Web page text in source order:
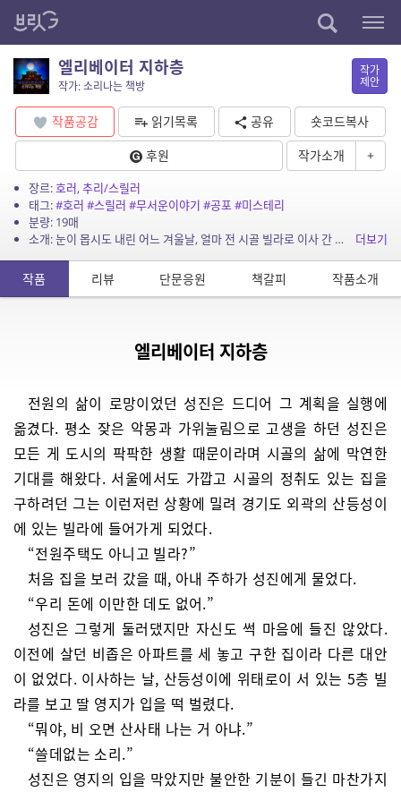
엘리베이터 지하층
작가: 소리나는 책방
작가
제안
작품공감 읽기목록 공유
숏코드복사
후원
작가소개 +
장르:호러,추리/스릴러
태그:#호러 #스릴러 #무서운이야기 #공포#미스테리
분량: 19매
소개: 눈이 몹시도 내린 어느 겨울날, 얼마 전 시골 빌라로 이사 간 가족에게는 예기치 못한 일이 벌어지는데요, 시골 빌라의 지하에선 과연 어떤 일이 벌어질까요?
더보기
작품 리뷰 단문응원 책갈피 작품소개
엘리베이터 지하층
전원의 삶이 로망이었던 성진은 드디어 그 계획을 실행에
옮겼다. 평소 잦은 악몽과 가위눌림으로 고생을 하던 성진은
모든 게 도시의 팍팍한 생활 때문이라며 시골의 삶에 막연한
기대를 해왔다. 서울에서도 가깝고 시골의 정취도 있는 집을
구하려던 그는 이런저런 상황에 밀려 경기도 외곽의 산등성이
에 있는 빌라에 들어가게 되었다.
“전원주택도 아니고 빌라?”
처음 집을 보러 갔을 때, 아내 주하가 성진에게 물었다.
“우리 돈에 이만한 데도 없어.”
성진은 그렇게 둘러댔지만 자신도 썩 마음에 들진 않았다.
이전에 살던 비좁은 아파트를 세 놓고 구한 집이라 다른 대안
이 없었다. 이사하는 날, 산등성이에 위태로이 서 있는 5층 빌
라를 보고 딸 영지가 입을 떡 벌렸다.
“뭐야, 비 오면 산사태 나는 거 아냐.”
“쓸데없는 소리.”
성진은 영지의 입을 막았지만 불안한 기분이 들긴 마찬가지